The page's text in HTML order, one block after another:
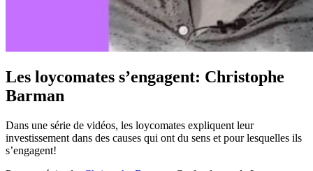
Les loycomates s’engagent: Christophe
Barman
Dans une série de vidéos, les loycomates expliquent leur
investissement dans des causes qui ont du sens et pour lesquelles ils
s’engagent!